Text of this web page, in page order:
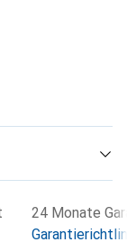
24 Monate